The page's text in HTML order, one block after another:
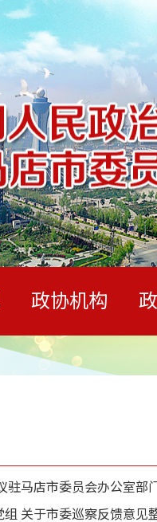
政协机构
驻马店市委员会办公室部
关于市委巡察反馈意见